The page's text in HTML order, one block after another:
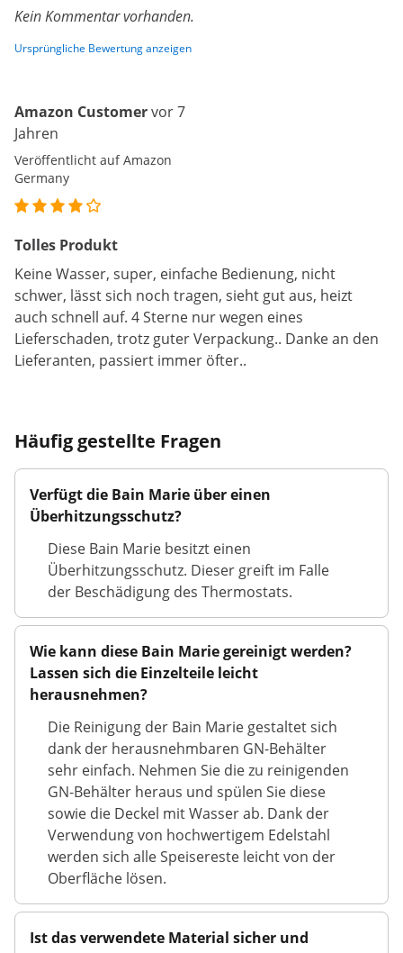
Kein Kommentar vorhanden.
Ursprüngliche Bewertung anzeigen
Amazon Customervor 7
Jahren
Veröffentlicht auf Amazon
Germany
Tolles Produkt
Keine Wasser, super, einfache Bedienung, nicht
schwer, lässt sich noch tragen, sieht gut aus, heizt
auch schnell auf. 4 Sterne nur wegen eines
Lieferschaden, trotz guter Verpackung.. Danke an den
Lieferanten, passiert immer öfter..
Häufig gestellte Fragen
Verfügt die Bain Marie über einen
Überhitzungsschutz?
Diese Bain Marie besitzt einen
Überhitzungsschutz. Dieser greift im Falle
der Beschädigung des Thermostats.
Wie kann diese Bain Marie gereinigt werden?
Lassen sich die Einzelteile leicht
herausnehmen?
Die Reinigung der Bain Marie gestaltet sich
dank der herausnehmbaren GN-Behälter
sehr einfach. Nehmen Sie die zu reinigenden
GN-Behälter heraus und spülen Sie diese
sowie die Deckel mit Wasser ab. Dank der
Verwendung von hochwertigem Edelstahl
werden sich alle Speisereste leicht von der
Oberfläche lösen.
Ist das verwendete Material sicher und